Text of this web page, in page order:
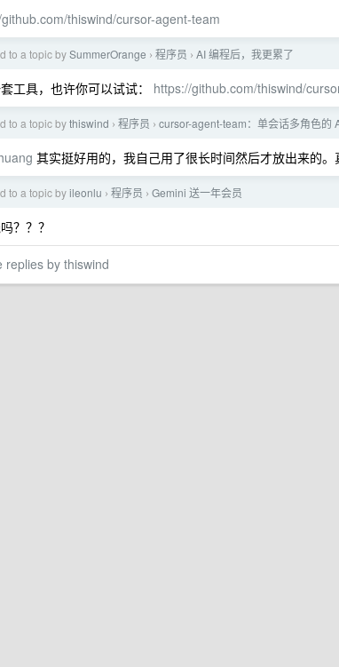
thiswind/cursor-agent-team
to a topic bySummerOrange › 程序员 › AI 编程后，我更累了
工具，也许你可以试试： https://github.com/thiswind/
to a topic bythiswind › 程序员 › cursor-agent-team：单会话多角色的
其实挺好用的，我自己用了很长时间然后才放出来的
to a topic byileonlu › 程序员 › Gemini 送一年会员
？？？
replies by thiswind